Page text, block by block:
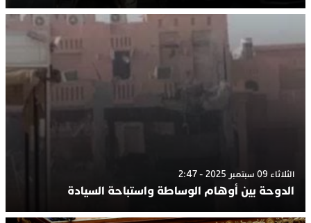
الثلاثاء 09 سبتمبر 2025 - 2:47
الدوحة بين أوهام الوساطة واستباحة السيادة